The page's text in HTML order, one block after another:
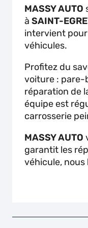
MASSY AUTO
à SAINT-
intervient
véhicules.
Profitez du
voiture : pare-
réparation de
équipe est
carrosserie
MASSY AUTO
garantit les
véhicule, nous